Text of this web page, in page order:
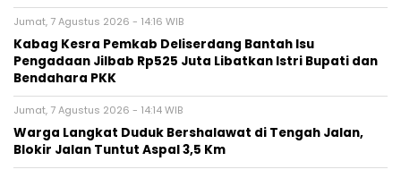
Jumat, 7 Agustus 2026 - 14:16 WIB
Kabag Kesra Pemkab Deliserdang Bantah Isu
Pengadaan Jilbab Rp525 Juta Libatkan Istri Bupati dan
Bendahara PKK
Jumat, 7 Agustus 2026 - 14:14 WIB
Warga Langkat Duduk Bershalawat di Tengah Jalan,
Blokir Jalan Tuntut Aspal 3,5 Km